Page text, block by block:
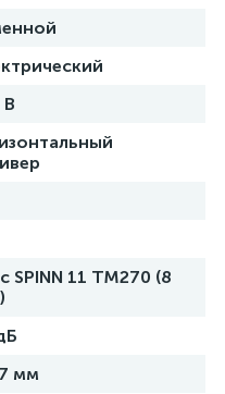
В
SPINN 11 TM270 (8
мм